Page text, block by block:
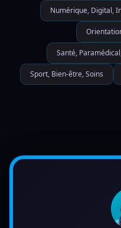
Numérique, Digital,
Santé,
Sport, Bien-être, Soins